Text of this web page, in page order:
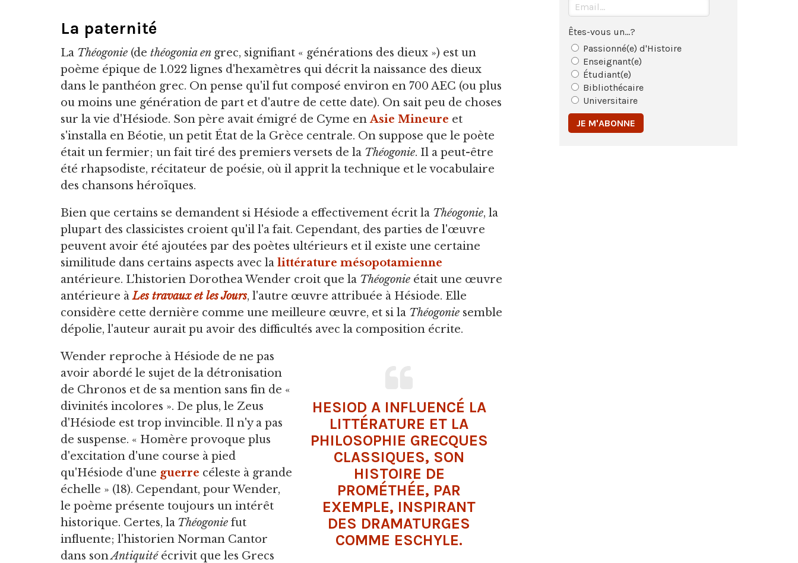
La paternité
La Théogonie (de théogonia en grec, signifiant « générations des dieux ») est un
poème épique de 1.022 lignes d'hexamètres qui décrit la naissance des dieux
dans le panthéon grec. On pense qu'il fut composé environ en 700 AEC (ou plus
ou moins une génération de part et d'autre de cette date). On sait peu de choses
sur la vie d'Hésiode. Son père avait émigré de Cyme enAsie Mineure et
s'installa en Béotie, un petit État de la Grèce centrale. On suppose que le poète
était un fermier; un fait tiré des premiers versets de la Théogonie. Il a peut-être
été rhapsodiste, récitateur de poésie, où il apprit la technique et le vocabulaire
des chansons héroïques.
Bien que certains se demandent si Hésiode a effectivement écrit la Théogonie, la
plupart des classicistes croient qu'il l'a fait. Cependant, des parties de l'œuvre
peuvent avoir été ajoutées par des poètes ultérieurs et il existe une certaine
similitude dans certains aspects avec la littérature mésopotamienne
antérieure. L'historien Dorothea Wender croit que la Théogonie était une œuvre
antérieure àLes travaux et les Jours, l'autre œuvre attribuée à Hésiode. Elle
considère cette dernière comme une meilleure œuvre, et si la Théogonie semble
dépolie, l'auteur aurait pu avoir des difficultés avec la composition écrite.
HESIOD A INFLUENCÉ LA
LITTÉRATURE ET LA
PHILOSOPHIE GRECQUES
CLASSIQUES, SON
HISTOIRE DE
PROMÉTHÉE, PAR
EXEMPLE, INSPIRANT
DES DRAMATURGES
COMME ESCHYLE.
Wender reproche à Hésiode de ne pas
avoir abordé le sujet de la détronisation
de Chronos et de sa mention sans fin de «
divinités incolores ». De plus, le Zeus
d'Hésiode est trop invincible. Il n'y a pas
de suspense. « Homère provoque plus
d'excitation d'une course à pied
qu'Hésiode d'une guerre céleste à grande
échelle » (18). Cependant, pour Wender,
le poème présente toujours un intérêt
historique. Certes, la Théogonie fut
influente; l'historien Norman Cantor
dans sonAntiquitéécrivit que les Grecs
Êtes-vous un...?
Passionné(e) d'Histoire
Enseignant(e)
Étudiant(e)
Bibliothécaire
Universitaire